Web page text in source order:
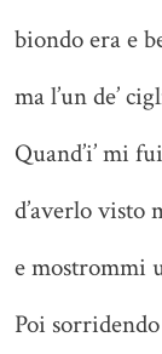
biondo era e
ma l’un de’
Quand’i’ mi
d’averlo visto
e mostrommi
Poi